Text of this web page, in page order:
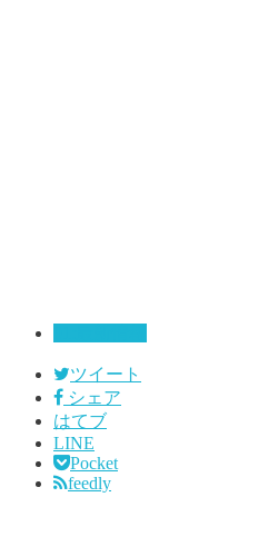
ツイート
シェア
はてブ
LINE
Pocket
feedly